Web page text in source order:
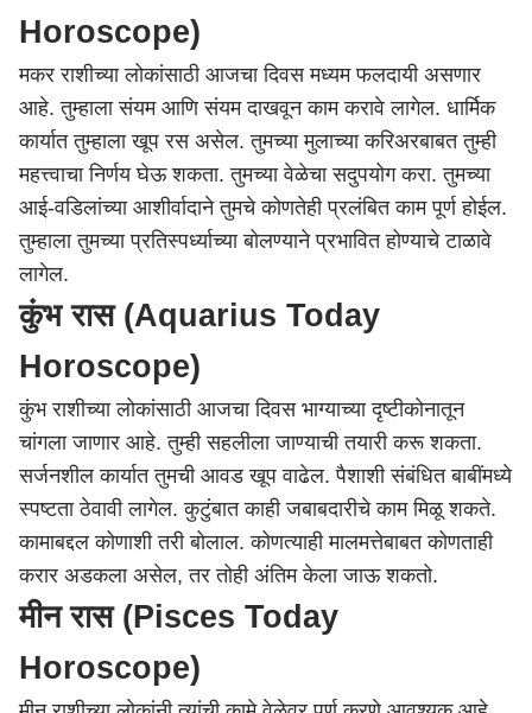
Horoscope)
मकर राशीच्या लोकांसाठी आजचा दिवस मध्यम फलदायी असणार
आहे. तुम्हाला संयम आणि संयम दाखवून काम करावे लागेल. धार्मिक
कार्यात तुम्हाला खूप रस असेल. तुमच्या मुलाच्या करिअरबाबत तुम्ही
महत्त्वाचा निर्णय घेऊ शकता. तुमच्या वेळेचा सदुपयोग करा. तुमच्या
आई-वडिलांच्या आशीर्वादाने तुमचे कोणतेही प्रलंबित काम पूर्ण होईल.
तुम्हाला तुमच्या प्रतिस्पर्ध्याच्या बोलण्याने प्रभावित होण्याचे टाळावे
लागेल.
कुंभ रास (Aquarius Today
Horoscope)
कुंभ राशीच्या लोकांसाठी आजचा दिवस भाग्याच्या दृष्टीकोनातून
चांगला जाणार आहे. तुम्ही सहलीला जाण्याची तयारी करू शकता.
सर्जनशील कार्यात तुमची आवड खूप वाढेल. पैशाशी संबंधित बाबींमध्ये
स्पष्टता ठेवावी लागेल. कुटुंबात काही जबाबदारीचे काम मिळू शकते.
कामाबद्दल कोणाशी तरी बोलाल. कोणत्याही मालमत्तेबाबत कोणताही
करार अडकला असेल, तर तोही अंतिम केला जाऊ शकतो.
मीन रास (Pisces Today
Horoscope)